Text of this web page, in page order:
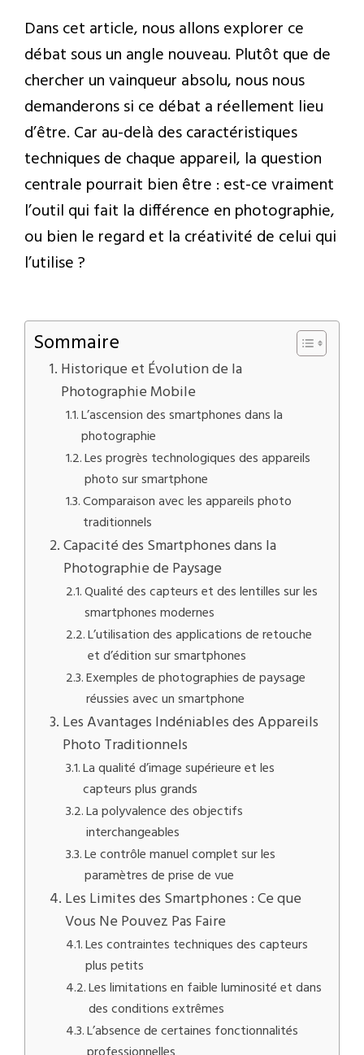
Dans cet article, nous allons explorer ce
débat sous un angle nouveau. Plutôt que de
chercher un vainqueur absolu, nous nous
demanderons si ce débat a réellement lieu
d’être. Car au-delà des caractéristiques
techniques de chaque appareil, la question
centrale pourrait bien être : est-ce vraiment
l’outil qui fait la différence en photographie,
ou bien le regard et la créativité de celui qui
l’utilise ?
Sommaire
Historique et Évolution de la
Photographie Mobile
L’ascension des smartphones dans la
photographie
Les progrès technologiques des appareils
photo sur smartphone
Comparaison avec les appareils photo
traditionnels
Capacité des Smartphones dans la
Photographie de Paysage
Qualité des capteurs et des lentilles sur les
smartphones modernes
L’utilisation des applications de retouche
et d’édition sur smartphones
Exemples de photographies de paysage
réussies avec un smartphone
Les Avantages Indéniables des Appareils
Photo Traditionnels
La qualité d’image supérieure et les
capteurs plus grands
La polyvalence des objectifs
interchangeables
Le contrôle manuel complet sur les
paramètres de prise de vue
Les Limites des Smartphones : Ce que
Vous Ne Pouvez Pas Faire
Les contraintes techniques des capteurs
plus petits
Les limitations en faible luminosité et dans
des conditions extrêmes
L’absence de certaines fonctionnalités